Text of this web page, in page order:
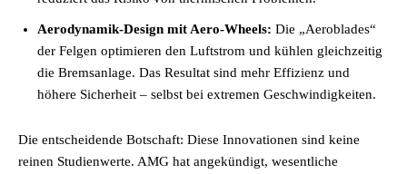
Aerodynamik-Design mit Aero-Wheels: Die „Aeroblades“
der Felgen optimieren den Luftstrom und kühlen gleichzeitig
die Bremsanlage. Das Resultat sind mehr Effizienz und
höhere Sicherheit – selbst bei extremen Geschwindigkeiten.
Die entscheidende Botschaft: Diese Innovationen sind keine
reinen Studienwerte. AMG hat angekündigt, wesentliche